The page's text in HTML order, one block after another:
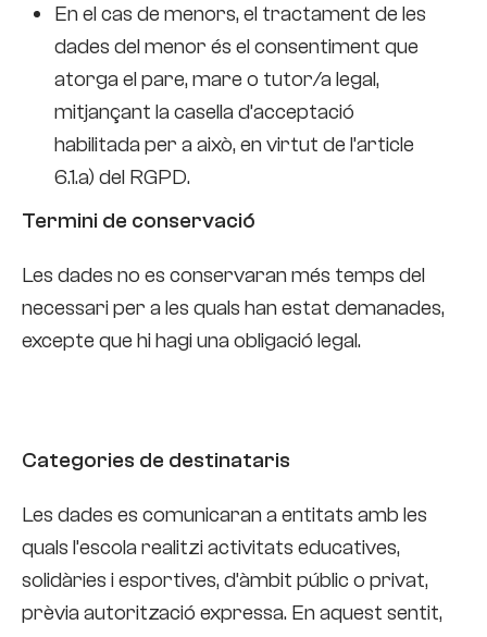
En el cas de menors, el tractament de les
dades del menor és el consentiment que
atorga el pare, mare o tutor/a legal,
mitjançant la casella d’acceptació
habilitada per a això, en virtut de l’article
6.1.a) del RGPD.
Termini de conservació
Les dades no es conservaran més temps del
necessari per a les quals han estat demanades,
excepte que hi hagi una obligació legal.
Categories de destinataris
Les dades es comunicaran a entitats amb les
quals l’escola realitzi activitats educatives,
solidàries i esportives, d’àmbit públic o privat,
prèvia autorització expressa. En aquest sentit,